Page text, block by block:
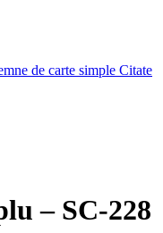
de carte simple Citate
– SC-228